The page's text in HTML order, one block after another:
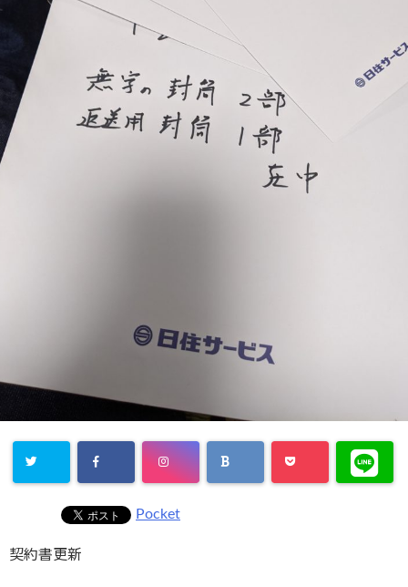
Pocket
契約書更新